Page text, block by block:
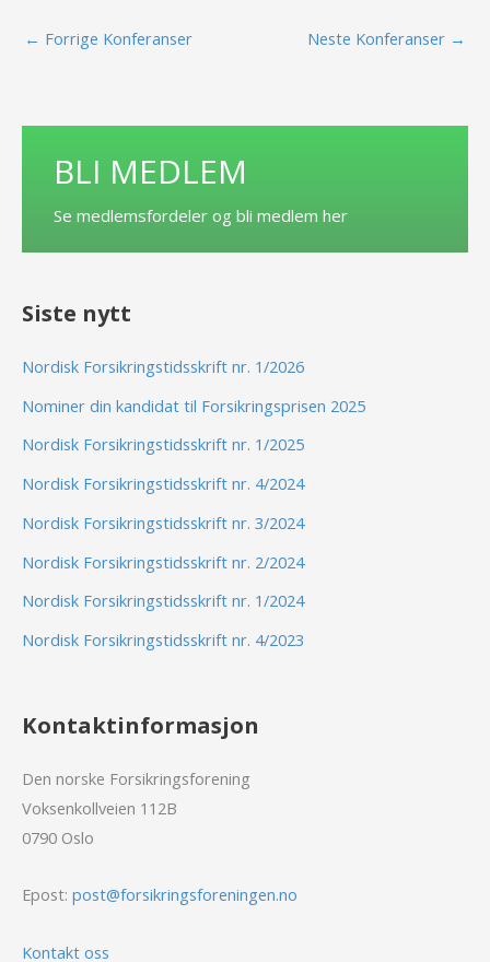
← Forrige Konferanser Neste Konferanser →
BLI MEDLEM
Se medlemsfordeler og bli medlem her
Siste nytt
Nordisk Forsikringstidsskrift nr. 1/2026
Nominer din kandidat til Forsikringsprisen 2025
Nordisk Forsikringstidsskrift nr. 1/2025
Nordisk Forsikringstidsskrift nr. 4/2024
Nordisk Forsikringstidsskrift nr. 3/2024
Nordisk Forsikringstidsskrift nr. 2/2024
Nordisk Forsikringstidsskrift nr. 1/2024
Nordisk Forsikringstidsskrift nr. 4/2023
Kontaktinformasjon
Den norske Forsikringsforening
Voksenkollveien 112B
0790 Oslo
Epost: post@forsikringsforeningen.no
Kontakt oss